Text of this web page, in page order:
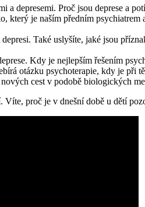
a depresemi. Proč jsou deprese a
který je naším předním psychiatrem
Také uslyšíte, jaké jsou
Kdy je nejlepším řešením
otázku psychoterapie, kdy je při
cest v podobě biologických
proč je v dnešní době u dětí